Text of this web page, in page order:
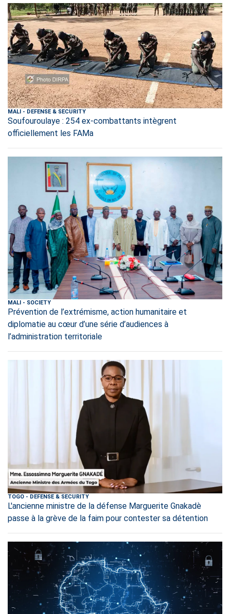
MALI - DEFENSE & SECURITY
Soufouroulaye : 254 ex-combattants intègrent
officiellement les FAMa
MALI - SOCIETY
Prévention de l’extrémisme, action humanitaire et
diplomatie au cœur d’une série d’audiences à
l’administration territoriale
TOGO - DEFENSE & SECURITY
L'ancienne ministre de la défense Marguerite Gnakadè
passe à la grève de la faim pour contester sa détention